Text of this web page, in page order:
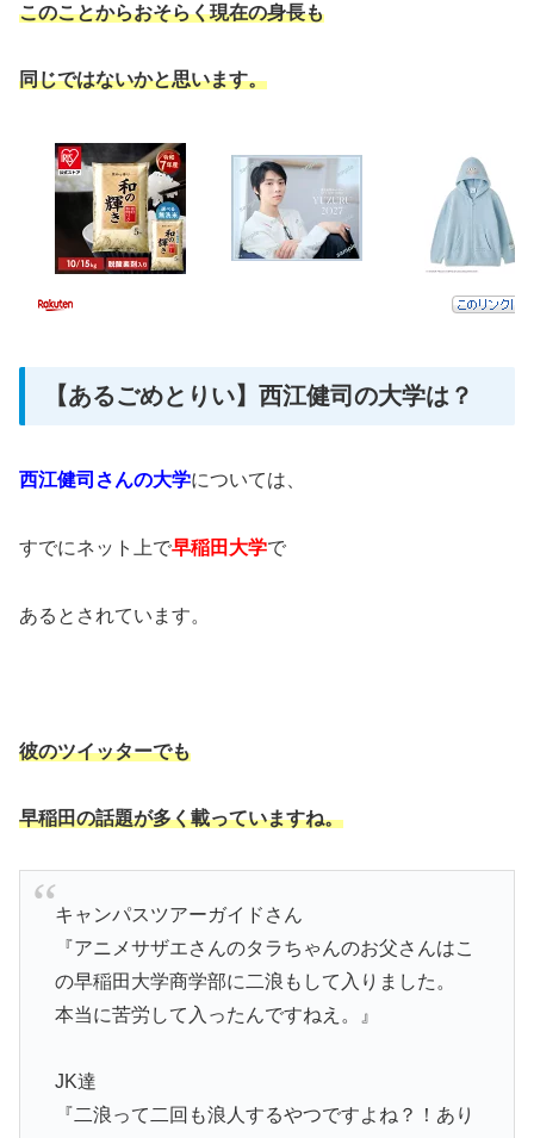
このことからおそらく現在の身長も
同じではないかと思います。
【あるごめとりい】西江健司の大学は？
西江健司さんの大学については、
すでにネット上で早稲田大学で
あるとされています。
彼のツイッターでも
早稲田の話題が多く載っていますね。
キャンパスツアーガイドさん
『アニメサザエさんのタラちゃんのお父さんはこ
の早稲田大学商学部に二浪もして入りました。
本当に苦労して入ったんですねえ。』
JK達
『二浪って二回も浪人するやつですよね？！あり